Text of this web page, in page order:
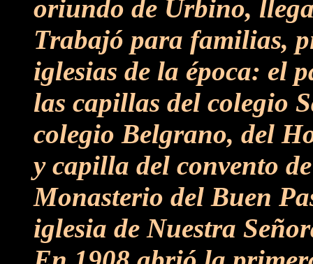
oriundo de Urbino,
Trabajó para familias,
iglesias de la época: el
las capillas del colegio
colegio Belgrano, del
y capilla del convento
Monasterio del Buen
iglesia de Nuestra